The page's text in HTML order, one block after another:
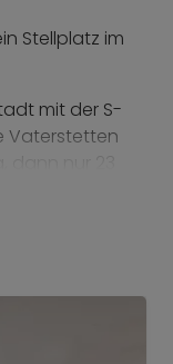
Stellplatz im
mit der S-
Vaterstetten
160cm